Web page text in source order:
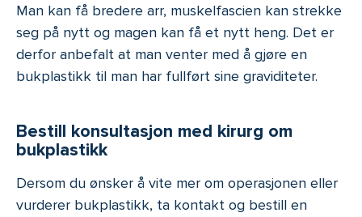
Man kan få bredere arr, muskelfascien kan strekke
seg på nytt og magen kan få et nytt heng. Det er
derfor anbefalt at man venter med å gjøre en
bukplastikk til man har fullført sine graviditeter.
Bestill konsultasjon med kirurg om
bukplastikk
Dersom du ønsker å vite mer om operasjonen eller
vurderer bukplastikk, ta kontakt og bestill en